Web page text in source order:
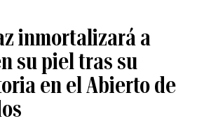
inmortalizará a
su piel tras su
en el Abierto de